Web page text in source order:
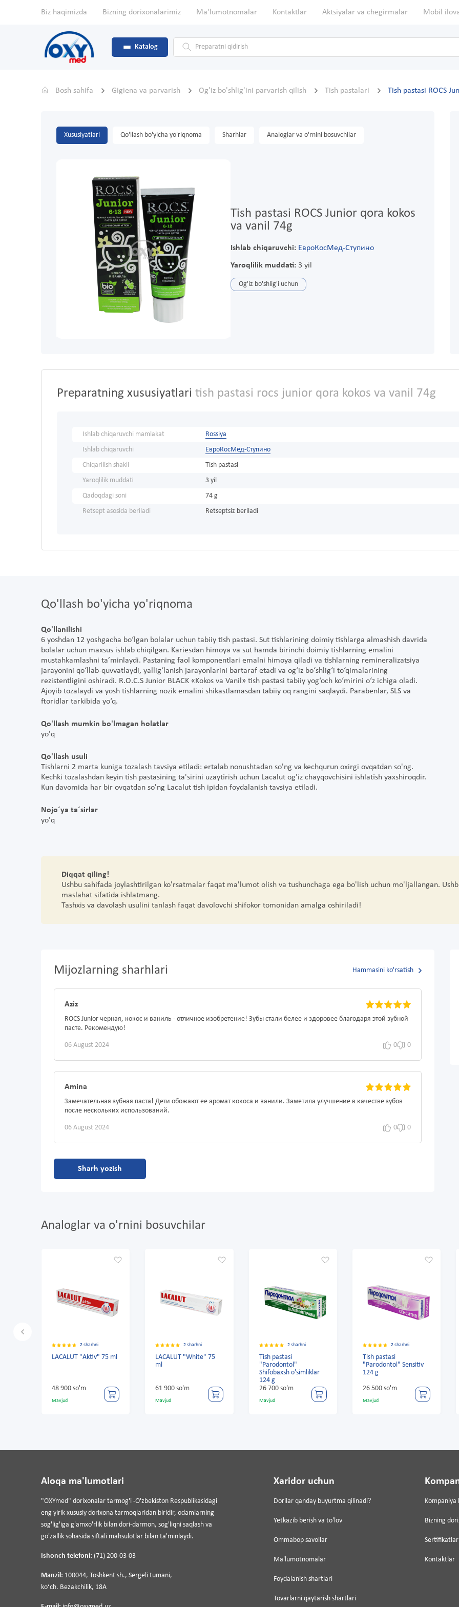
Biz haqimizda Bizning dorixonalarimiz Ma'lumotnomalar Kontaktlar Aktsiyalar va chegirmalar Mobil
Katalog
Bosh sahifa Gigiena va parvarish Og'iz bo'shlig'ini parvarish qilish Tish pastalari Tish pastasi ROCS
Xususiyatlari Qo'llash bo'yicha yo'riqnoma Sharhlar Analoglar va o'rnini bosuvchilar
Tish pastasi ROCS Junior qora kokos
va vanil 74g
Ishlab chiqaruvchi: ЕвроКосМед-Ступино
Yaroqlilik muddati:3 yil
Og'iz bo'shlig'i uchun
Preparatning xususiyatlari tish pastasi rocs junior qora kokos va vanil 74g
Ishlab chiqaruvchi mamlakat
Rossiya
Ishlab chiqaruvchi
ЕвроКосМед-Ступино
Chiqarilish shakli
Tish pastasi
Yaroqlilik muddati
3 yil
Qadoqdagi soni
74 g
Retsept asosida beriladi
Retseptsiz beriladi
Qo'llash bo'yicha yo'riqnoma
Qo'llanilishi
6 yoshdan 12 yoshgacha bo‘lgan bolalar uchun tabiiy tish pastasi. Sut tishlarining doimiy tishlarga almashish davrida
bolalar uchun maxsus ishlab chiqilgan. Kariesdan himoya va sut hamda birinchi doimiy tishlarning emalini
mustahkamlashni ta’minlaydi. Pastaning faol komponentlari emalni himoya qiladi va tishlarning remineralizatsiya
jarayonini qo‘llab-quvvatlaydi, yallig‘lanish jarayonlarini bartaraf etadi va og‘iz bo‘shlig‘i to‘qimalarining
rezistentligini oshiradi. R.O.C.S Junior BLACK «Kokos va Vanil» tish pastasi tabiiy yog‘och ko‘mirini o‘z ichiga oladi.
Ajoyib tozalaydi va yosh tishlarning nozik emalini shikastlamasdan tabiiy oq rangini saqlaydi. Parabenlar, SLS va
ftoridlar tarkibida yo‘q.
Qo'llash mumkin bo'lmagan holatlar
yo'q
Qo'llash usuli
Tishlarni 2 marta kuniga tozalash tavsiya etiladi: ertalab nonushtadan so'ng va kechqurun oxirgi ovqatdan so'ng.
Kechki tozalashdan keyin tish pastasining ta'sirini uzaytirish uchun Lacalut og'iz chayqovchisini ishlatish yaxshiroqdir.
Kun davomida har bir ovqatdan so'ng Lacalut tish ipidan foydalanish tavsiya etiladi.
Nojo´ya ta´sirlar
yo'q
Diqqat qiling!
Ushbu sahifada joylashtirilgan ko'rsatmalar faqat ma'lumot olish va tushunchaga ega bo'lish uchun mo'ljallangan.
maslahat sifatida ishlatmang.
Tashxis va davolash usulini tanlash faqat davolovchi shifokor tomonidan amalga oshiriladi!
Mijozlarning sharhlari Hammasini ko'rsatish
Aziz
ROCS Junior черная, кокос и ваниль - отличное изобретение! Зубы стали белее и здоровее благодаря этой зубной
пасте. Рекомендую!
06 August 2024 0 0
Amina
Замечательная зубная паста! Дети обожают ее аромат кокоса и ванили. Заметила улучшение в качестве зубов
после нескольких использований.
06 August 2024 0 0
Sharh yozish
Analoglar va o'rnini bosuvchilar
2 sharhni
LACALUT "Aktiv" 75 ml
48 900 so'm
2 sharhni
LACALUT "White" 75
61 900 so'm
2 sharhni
"Parodontol"
Shifobaxsh o'simliklar
26 700 so'm
2 sharhni
"Parodontol" Sensitiv
26 500 so'm 29 600
Aloqa ma'lumotlari
"OXYmed" dorixonalar tarmog'i -O'zbekiston Respublikasidagi
eng yirik xususiy dorixona tarmoqlaridan biridir, odamlarning
sog'lig'iga g'amxo'rlik bilan dori-darmon, sog'liqni saqlash va
go'zallik sohasida siftali mahsulotlar bilan ta'minlaydi.
Ishonch telefoni: (71) 200-03-03
Manzil: 100044, Toshkent sh., Sergeli tumani,
koʻch. Bezakchilik, 18A
Xaridor uchun
Dorilar qanday buyurtma qilinadi?
Yetkazib berish va to'lov
Ommabop savollar
Ma'lumotnomalar
Foydalanish shartlari
Tovarlarni qaytarish shartlari
Kompaniya
Bizning
Sertifikatlar
Kontaktlar